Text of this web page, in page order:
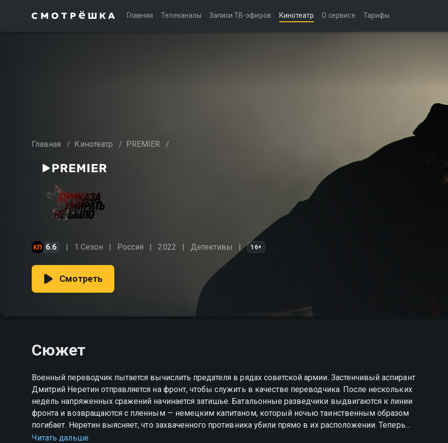
Главная Телеканалы Записи ТВ-эфиров Кинотеатр О сервисе Тарифы
Главная / Кинотеатр / PREMIER /
6.6 1 Сезон Россия 2022 Детективы 16+
Смотреть
Сюжет
Военный переводчик пытается вычислить предателя в рядах советской армии. Застенчивый аспирант
Дмитрий Неретин отправляется на фронт, чтобы служить в качестве переводчика. После нескольких
недель напряженных сражений начинается затишье. Батальонные разведчики выдвигаются к линии
фронта и возвращаются с пленным — немецким капитаном, который ночью таинственным образом
погибает. Неретин выясняет, что захваченного противника убили прямо в их расположении. Теперь
Дмитрию предстоит вычислить среди соратников предателя, не позволившего пленному выдать
Читать дальше